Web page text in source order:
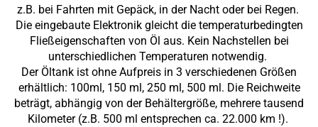
z.B. bei Fahrten mit Gepäck, in der Nacht oder bei Regen.
Die eingebaute Elektronik gleicht die temperaturbedingten
Fließeigenschaften von Öl aus. Kein Nachstellen bei
unterschiedlichen Temperaturen notwendig.
Der Öltank ist ohne Aufpreis in 3 verschiedenen Größen
erhältlich: 100ml, 150 ml, 250 ml, 500 ml. Die Reichweite
beträgt, abhängig von der Behältergröße, mehrere tausend
Kilometer (z.B. 500 ml entsprechen ca. 22.000 km !).